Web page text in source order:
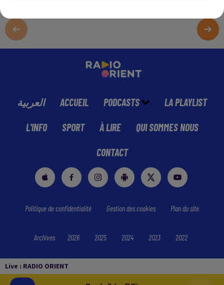
Live : RADIO ORIENT
العربية ACCUEIL PODCASTS LA PLAYLIST
L'INFO SPORT À LIRE QUI SOMMES NOUS
CONTACT
Politique de confidentialité Gestion des cookies Plan du site
Archives 2026 2025 2024 2023 2022